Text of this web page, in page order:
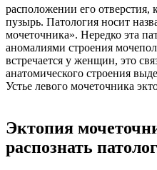
расположении его отверстия,
пузырь. Патология носит
мочеточника». Нередко эта
аномалиями строения
встречается у женщин, это
анатомического строения
Устье левого мочеточника
Эктопия
распознать